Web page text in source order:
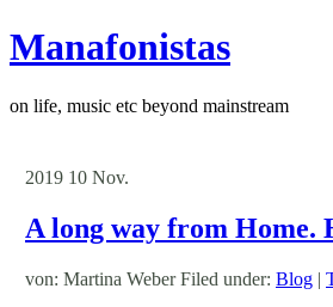
Manafonistas
on life, music etc beyond mainstream
2019 10 Nov.
A long way from Home.
von: Martina Weber Filed under: Blog |